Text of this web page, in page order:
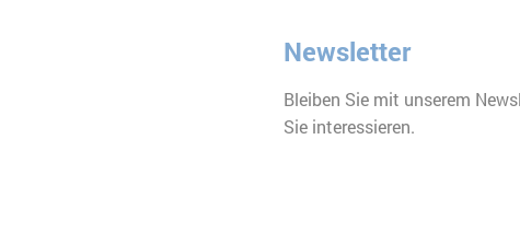
Newsletter
Bleiben Sie mit unserem
Sie interessieren.